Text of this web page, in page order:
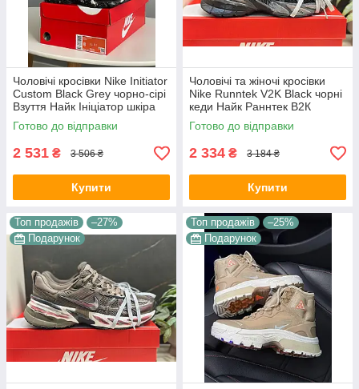
Чоловічі кросівки Nike Initiator
Custom Black Grey чорно-сірі
Взуття Найк Ініціатор шкіра
текстиль демісезонні для
хлопців
Готово до відправки
2 531 ₴ 3 506 ₴
Купити
Чоловічі та жіночі кросівки
Nike Runntek V2K Black чорні
кеди Найк Раннтек В2К
текстиль демісезон унісекс
В'єтнам
Готово до відправки
2 334 ₴ 3 184 ₴
Купити
Топ продажів
–27%
Подарунок
Топ продажів
–25%
Подарунок